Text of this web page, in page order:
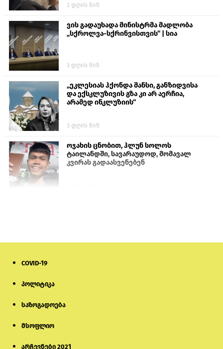
2 დღის წინ
ვის გადაუხადა მინისტრმა მადლობა
„სქროლვა-სქრინვისთვის“ | სია
3 დღის წინ
„ეკლესიას ჰქონდა შანსი, განზიდვისა
და ექსკლუზივის გზა კი არ აერჩია,
არამედ ინკლუზიის“
3 დღის წინ
ოჯახის ცნობით, ჰლუნ სოლოს
ტაილანდში, სავარაუდოდ, მომავალ
კვირას გადაასვენებენ
სომხეთში გამოძიება დაიწყო
COVID-19
პოლიტიკა
საზოგადოება
მსოფლიო
არჩევნები 2021